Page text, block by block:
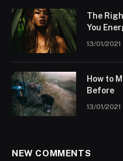
The
You
13/01/2021
How to
Before
13/01/2021
NEW COMMENTS